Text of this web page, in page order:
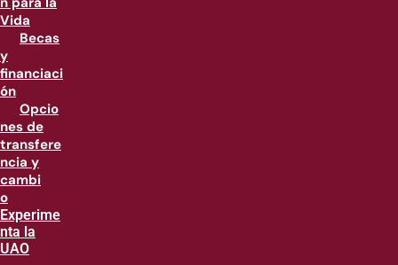
Vida
Becas
y
financiaci
ón
Opcio
nes de
transfere
ncia y
cambi
o
Experime
nta la
UAO